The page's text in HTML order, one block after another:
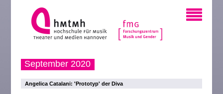
September 2020
Angelica Catalani: 'Prototyp' der Diva